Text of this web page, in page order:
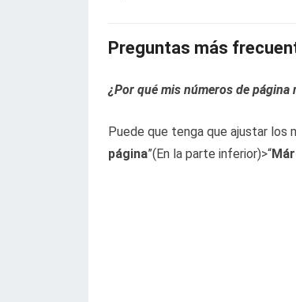
Preguntas más
¿Por qué mis números de página
Puede que tenga que ajustar los
página”(En la parte inferior)>“